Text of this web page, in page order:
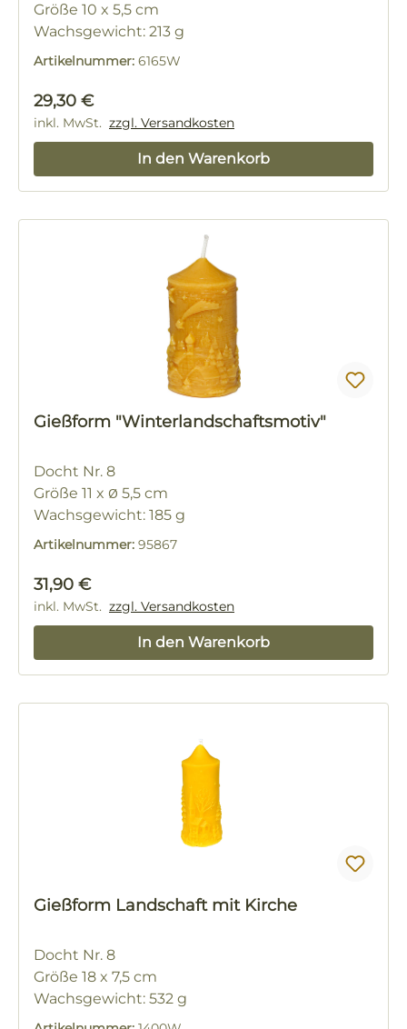
Größe 10 x 5,5 cm
Wachsgewicht: 213 g
Artikelnummer: 6165W
Regulärer Preis:
29,30 €
inkl. MwSt. zzgl. Versandkosten
In den Warenkorb
Gießform "Winterlandschaftsmotiv"
Docht Nr. 8
Größe 11 x Ø 5,5 cm
Wachsgewicht: 185 g
Artikelnummer: 95867
Regulärer Preis:
31,90 €
inkl. MwSt. zzgl. Versandkosten
In den Warenkorb
Gießform Landschaft mit Kirche
Docht Nr. 8
Größe 18 x 7,5 cm
Wachsgewicht: 532 g